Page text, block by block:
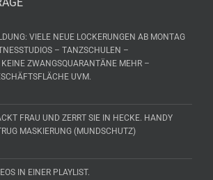
VIELE NEUE LOCKERUNGEN AB MONTAG
– TANZSCHULEN –
ZWANGSQUARANTÄNE MEHR –
UVM.
FRAU UND ZERRT SIE IN HECKE. HANDY
MASKIERUNG (MUNDSCHUTZ)
IN EINER PLAYLIST.